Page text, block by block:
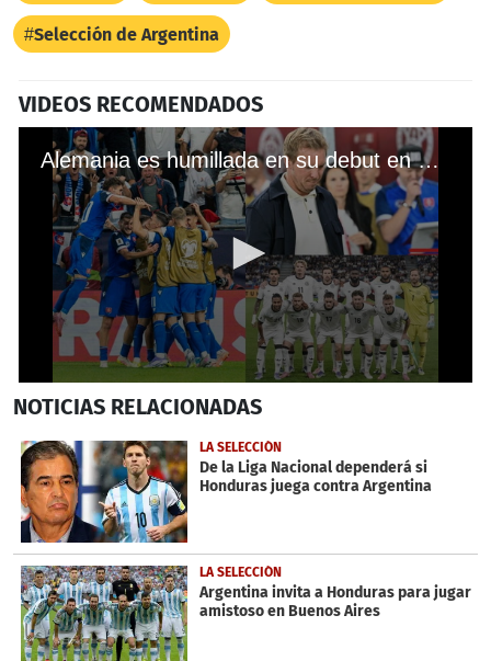
Selección de Argentina
VIDEOS RECOMENDADOS
Alemania es humillada en su debut en Eliminatorias Mundialistas ante selección modesta
seconds
1
minute,
43
seconds
NOTICIAS RELACIONADAS
LA SELECCIÓN
De la Liga Nacional dependerá si
Honduras juega contra Argentina
LA SELECCIÓN
Argentina invita a Honduras para jugar
amistoso en Buenos Aires